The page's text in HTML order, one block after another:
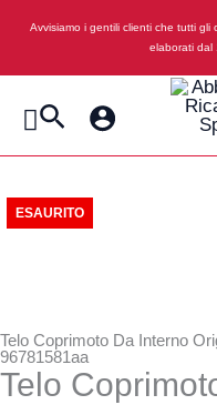
Avvisiamo i gentili clienti che tutti
elaborati dal
Cerca
ESAURITO
Telo Coprimoto Da Interno
96781581aa
Telo